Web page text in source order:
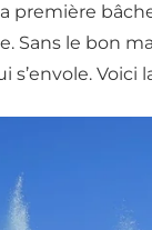
première
Sans le bon
Voici